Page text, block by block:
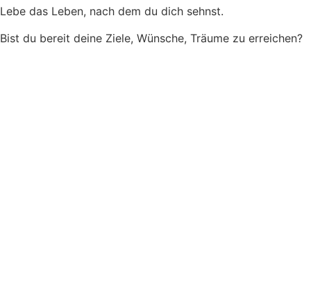
Lebe das Leben, nach dem du dich sehnst.
Bist du bereit deine Ziele, Wünsche, Träume zu erreichen?